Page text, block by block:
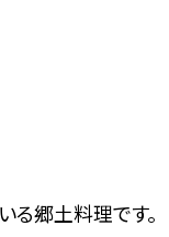
郷土料理です。